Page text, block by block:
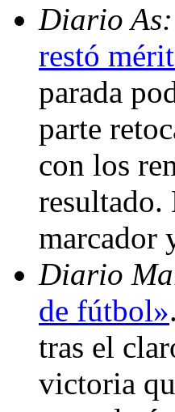
Diario As:
restó
parada
parte
con los
resultado.
marcador
Diario
de fútbol»
tras el
victoria